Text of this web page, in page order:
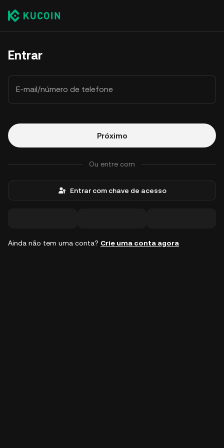
Entrar
E-mail/número de telefone
Próximo
Ou entre com
Entrar com chave de acesso
Ainda não tem uma conta? Crie uma conta agora